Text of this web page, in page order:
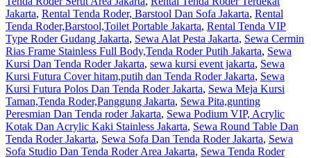
Jakarta, Rental Tenda Roder, Barstool Dan Sofa Jakarta, Rental
Tenda Roder,Barstool,Toilet Portable Jakarta, Rental Tenda VIP
Type Roder Gudang Jakarta, Sewa Alat Pesta Jakarta, Sewa Cermin
Rias Frame Stainless Full Body,Tenda Roder Putih Jakarta, Sewa
Kursi Dan Tenda Roder Jakarta, sewa kursi event jakarta, Sewa
Kursi Futura Cover hitam,putih dan Tenda Roder Jakarta, Sewa
Kursi Futura Polos Dan Tenda Roder Jakarta, Sewa Meja Kursi
Taman,Tenda Roder,Panggung Jakarta, Sewa Pita,gunting
Peresmian Dan Tenda roder Jakarta, Sewa Podium VIP, Acrylic
Kotak Dan Acrylic Kaki Stainless Jakarta, Sewa Round Table Dan
Tenda Roder Jakarta, Sewa Sofa Dan Tenda Roder Jakarta, Sewa
Sofa Studio Dan Tenda Roder Area Jakarta, Sewa Tenda Roder